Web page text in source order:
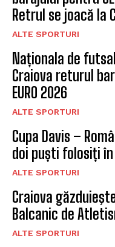
Retrul se joacă la
ALTE SPORTURI
Naționala de
Craiova returul
EURO 2026
ALTE SPORTURI
Cupa Davis –
doi puști folosiți
ALTE SPORTURI
Craiova
Balcanic de
ALTE SPORTURI